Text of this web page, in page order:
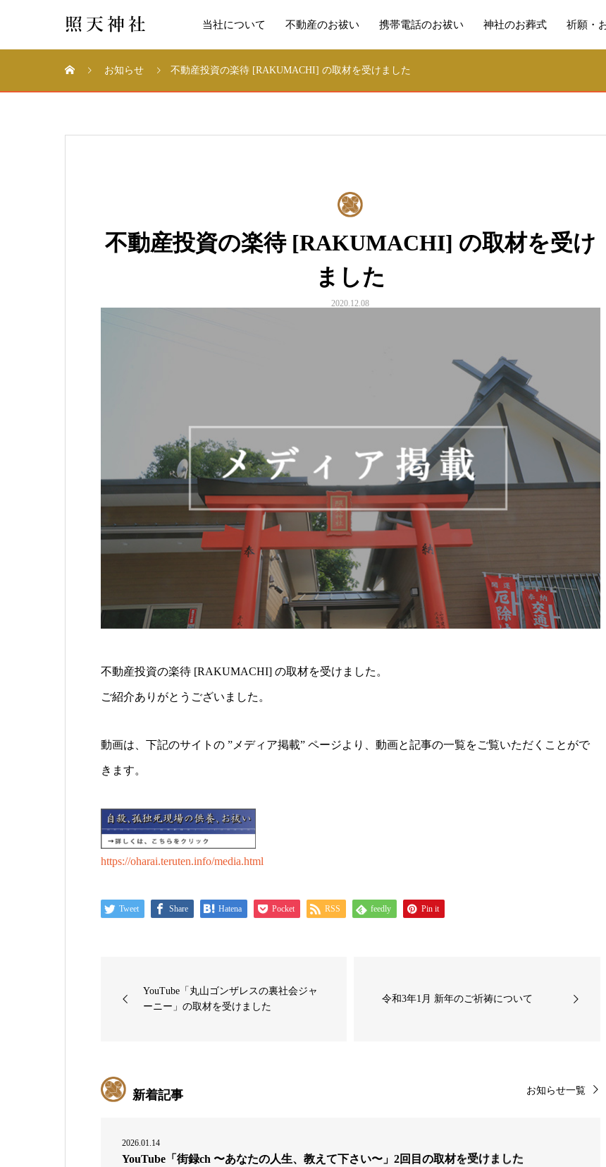
当社について 不動産のお祓い 携帯電話のお祓い 神社のお葬式 祈願・
お知らせ 不動産投資の楽待 [RAKUMACHI] の取材を受けました
不動産投資の楽待 [RAKUMACHI] の取材を受け
ました
2020.12.08
不動産投資の楽待 [RAKUMACHI] の取材を受けました。
ご紹介ありがとうございました。
動画は、下記のサイトの ”メディア掲載” ページより、動画と記事の一覧をご覧いただくことがで
きます。
https://oharai.teruten.info/media.html
Tweet Share Hatena Pocket RSS feedly Pin it
YouTube「丸山ゴンザレスの裏社会ジャ
ーニー」の取材を受けました
令和3年1月 新年のご祈祷について
新着記事 お知らせ一覧
2026.01.14
YouTube「街録ch 〜あなたの人生、教えて下さい〜」2回目の取材を受けました